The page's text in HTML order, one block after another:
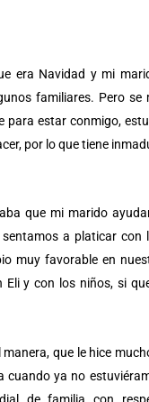
era Navidad y mi
familiares. Pero se
estar conmigo,
por lo que tiene
que mi marido
a platicar con
muy favorable en
y con los niños, si
que le hice
ya no